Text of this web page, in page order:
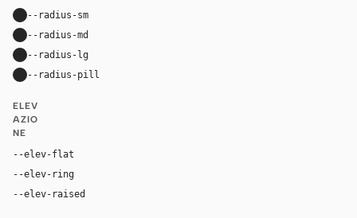
--radius-sm
--radius-md
--radius-lg
--radius-pill
ELEV
AZIO
NE
--elev-flat
--elev-ring
--elev-raised